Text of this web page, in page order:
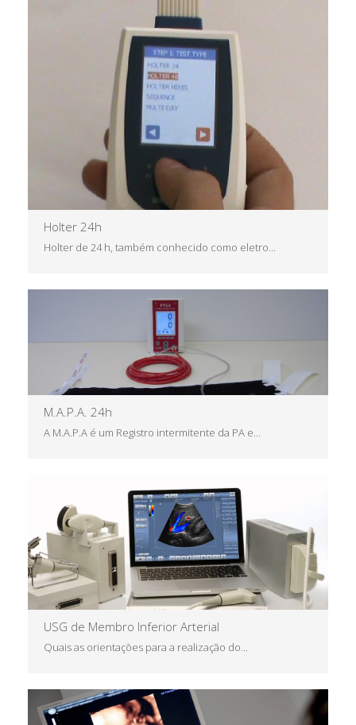
Holter 24h
Holter de 24 h, também conhecido como eletro...
Saiba Mais
M.A.P.A. 24h
A M.A.P.A é um Registro intermitente da PA e...
Saiba Mais
USG de Membro Inferior Arterial
Quais as orientações para a realização do...